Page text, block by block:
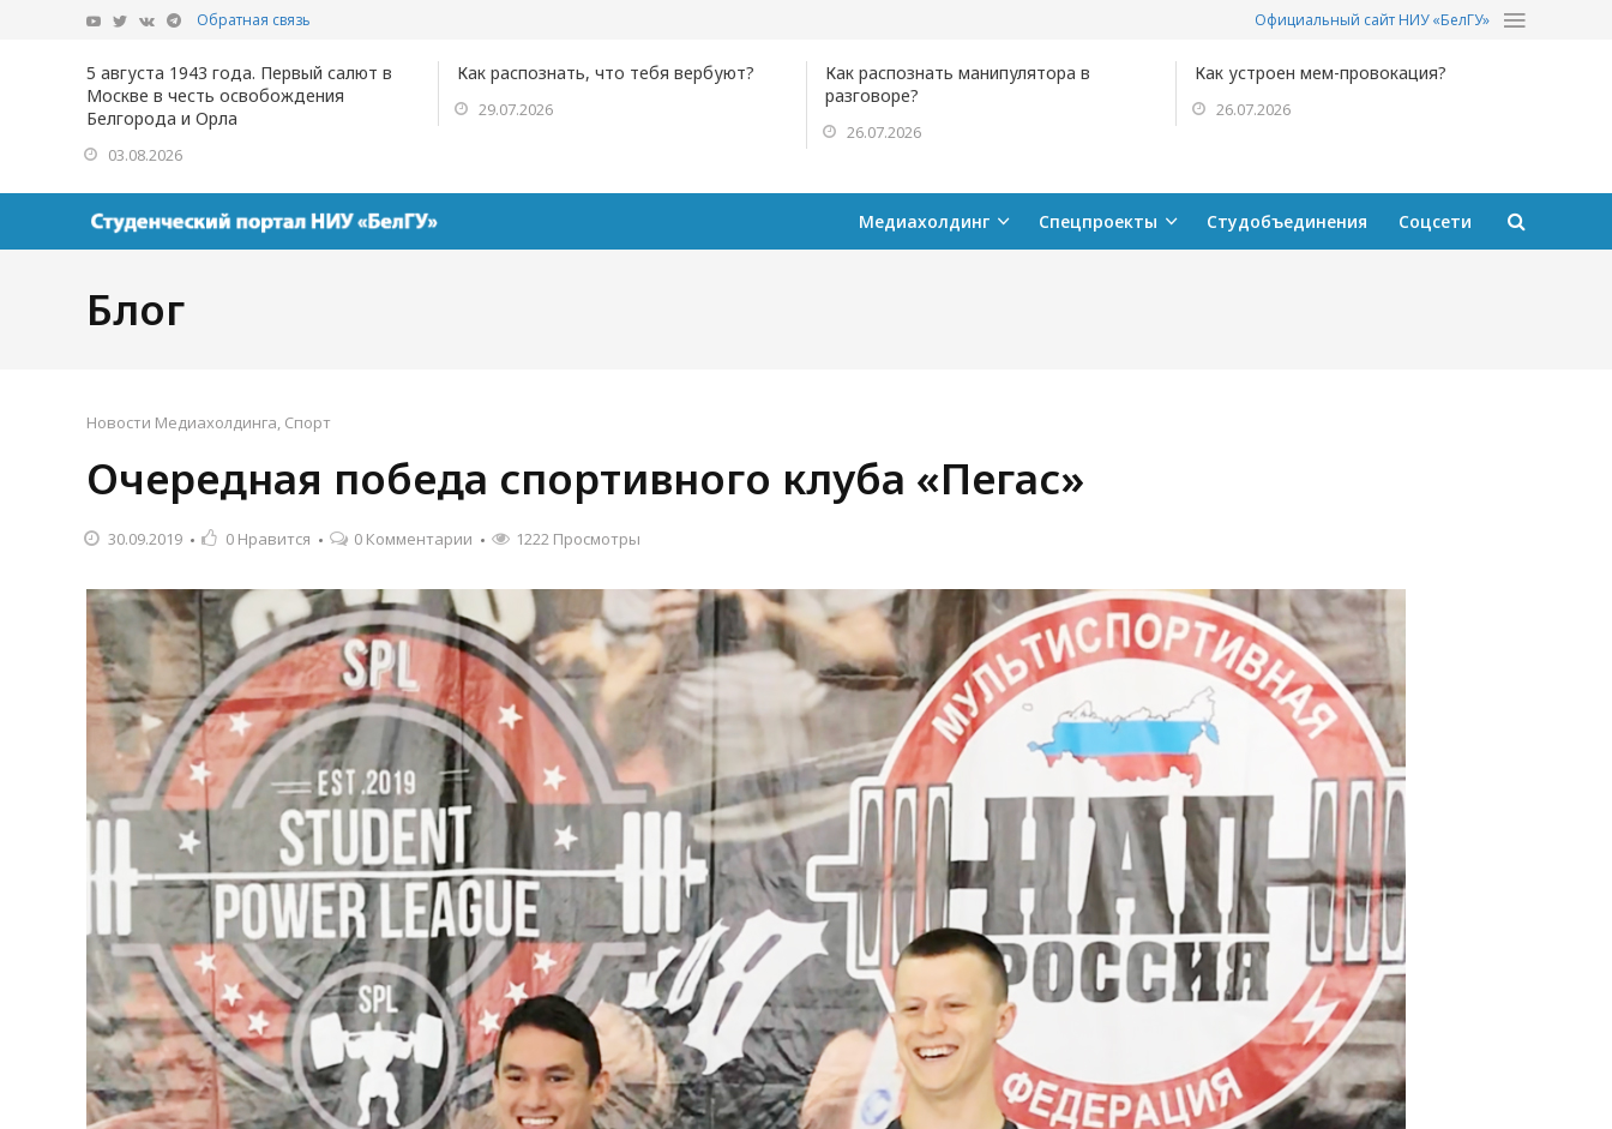
Обратная связь Официальный сайт НИУ «БелГУ»
5 августа 1943 года. Первый салют в
Москве в честь освобождения
Белгорода и Орла
03.08.2026
Как распознать, что тебя вербуют?
29.07.2026
Как распознать манипулятора в
разговоре?
26.07.2026
Как устроен мем-провокация?
26.07.2026
Медиахолдинг Спецпроекты Студобъединения Соцсети
Блог
Новости Медиахолдинга, Спорт
Очередная победа спортивного клуба «Пегас»
30.09.2019 0 Нравится 0 Комментарии 1222 Просмотры